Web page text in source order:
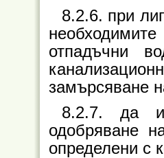
8.2.6. при
отпадъчни
замърсяване
8.2.7. да
одобряване
определени с